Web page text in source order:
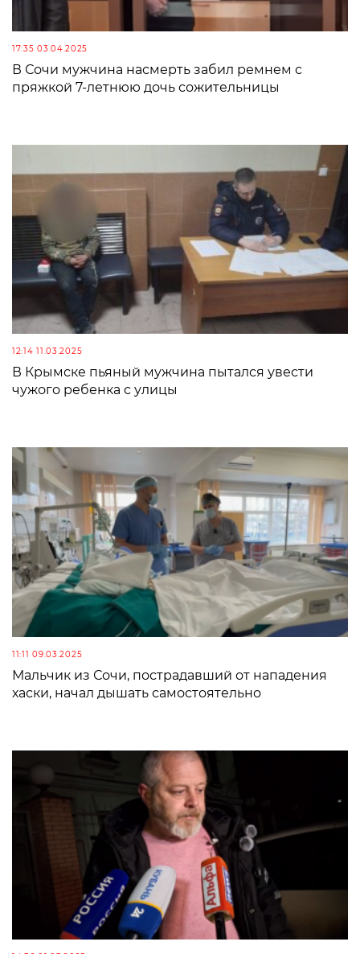
17:35 03.04.2025
В Сочи мужчина насмерть забил ремнем с
пряжкой 7-летнюю дочь сожительницы
12:14 11.03.2025
В Крымске пьяный мужчина пытался увести
чужого ребенка с улицы
11:11 09.03.2025
Мальчик из Сочи, пострадавший от нападения
хаски, начал дышать самостоятельно